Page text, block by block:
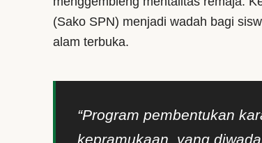
(Sako SPN) menjadi wadah bagi
alam terbuka.
“Program pembentukan
kepramukaan, yang